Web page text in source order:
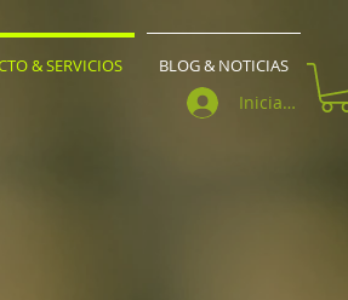
& SERVICIOS BLOG & NOTICIAS
Iniciar sesión